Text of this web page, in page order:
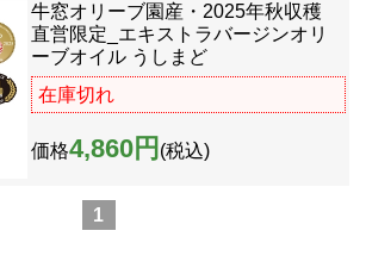
牛窓オリーブ園産・2025年秋収穫
直営限定_エキストラバージンオリ
ーブオイル うしまど
在庫切れ
価格4,860円 (税込)
1